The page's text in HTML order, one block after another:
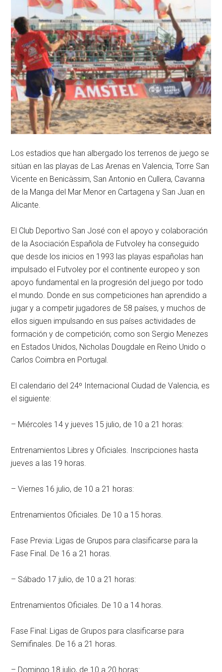
Los estadios que han albergado los terrenos de juego se
sitúan en las playas de Las Arenas en Valencia, Torre San
Vicente en Benicàssim, San Antonio en Cullera, Cavanna
de la Manga del Mar Menor en Cartagena y San Juan en
Alicante.
El Club Deportivo San José con el apoyo y colaboración
de la Asociación Española de Futvoley ha conseguido
que desde los inicios en 1993 las playas españolas han
impulsado el Futvoley por el continente europeo y son
apoyo fundamental en la progresión del juego por todo
el mundo. Donde en sus competiciones han aprendido a
jugar y a competir jugadores de 58 países, y muchos de
ellos siguen impulsando en sus países actividades de
formación y de competición; como son Sergio Menezes
en Estados Unidos, Nicholas Dougdale en Reino Unido o
Carlos Coimbra en Portugal.
El calendario del 24º Internacional Ciudad de Valencia, es
el siguiente:
– Miércoles 14 y jueves 15 julio, de 10 a 21 horas:
Entrenamientos Libres y Oficiales. Inscripciones hasta
jueves a las 19 horas.
– Viernes 16 julio, de 10 a 21 horas:
Entrenamientos Oficiales. De 10 a 15 horas.
Fase Previa: Ligas de Grupos para clasificarse para la
Fase Final. De 16 a 21 horas.
– Sábado 17 julio, de 10 a 21 horas:
Entrenamientos Oficiales. De 10 a 14 horas.
Fase Final: Ligas de Grupos para clasificarse para
Semifinales. De 16 a 21 horas.
– Domingo 18 julio, de 10 a 20 horas: